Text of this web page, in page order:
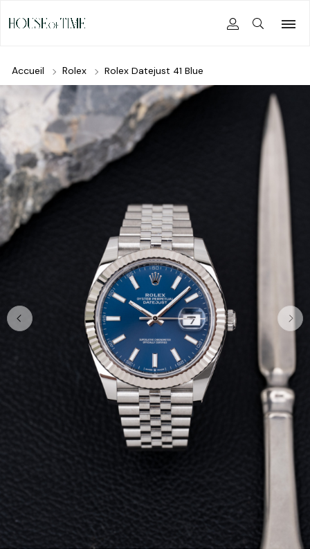
Accueil Rolex Rolex Datejust 41 Blue